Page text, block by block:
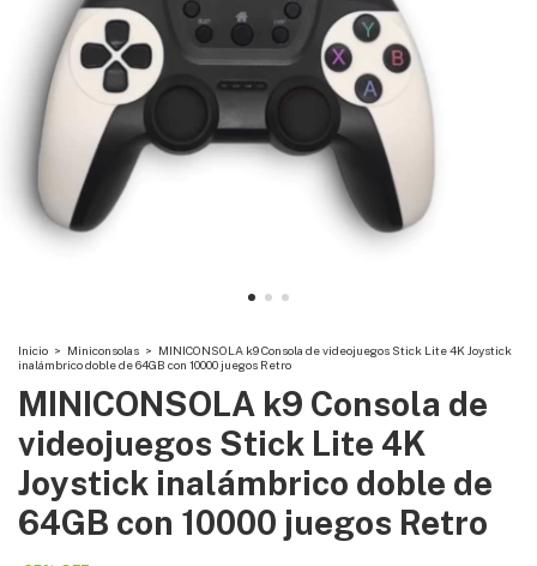
Inicio > Miniconsolas > MINICONSOLA k9 Consola de videojuegos Stick Lite 4K Joystick
inalámbrico doble de 64GB con 10000 juegos Retro
MINICONSOLA k9 Consola de
videojuegos Stick Lite 4K
Joystick inalámbrico doble de
64GB con 10000 juegos Retro